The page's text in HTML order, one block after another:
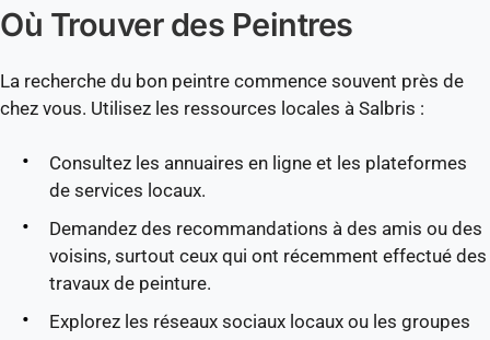
Où Trouver des Peintres
La recherche du bon peintre commence souvent près de
chez vous. Utilisez les ressources locales à Salbris :
Consultez les annuaires en ligne et les plateformes
de services locaux.
Demandez des recommandations à des amis ou des
voisins, surtout ceux qui ont récemment effectué des
travaux de peinture.
Explorez les réseaux sociaux locaux ou les groupes